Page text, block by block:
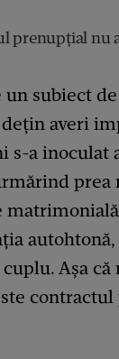
prenupțial nu
un subiect
averi
s-a inoculat
Așa că